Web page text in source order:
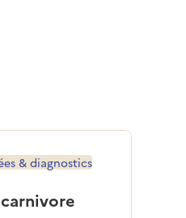
& diagnostics